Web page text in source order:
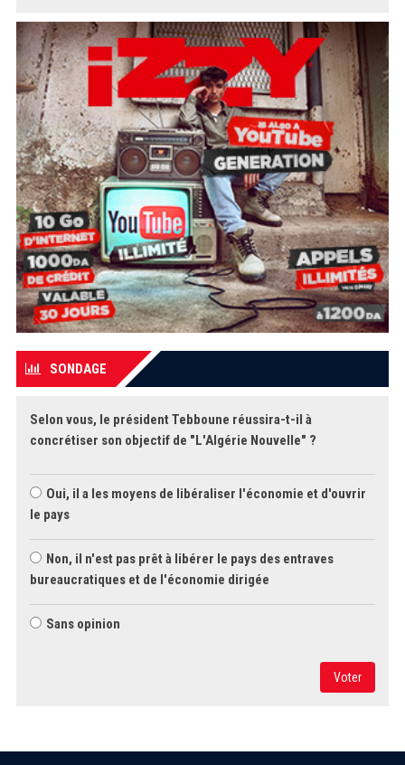
SONDAGE
Selon vous, le président Tebboune réussira-t-il à
concrétiser son objectif de "L'Algérie Nouvelle" ?
Oui, il a les moyens de libéraliser l'économie et d'ouvrir
le pays
Non, il n'est pas prêt à libérer le pays des entraves
bureaucratiques et de l'économie dirigée
Sans opinion
Voter